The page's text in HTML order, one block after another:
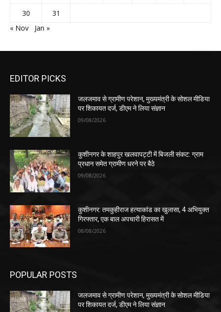
30
31
« Nov
Jan »
EDITOR PICKS
जलजमाव से ग्रामीण परेशान, मुख्यमंत्री के सोशल मीडिया
पर शिकायत दर्ज, डीएम ने लिया संज्ञान
09/08/2026
कुशीनगर के शाहपुर खलवापट्टी में बिजली संकट: ग्राम
प्रधान समेत ग्रामीण धरने पर बैठे
09/08/2026
कुशीनगर: तमकुहीराज हत्याकांड का खुलासा, 4 अभियुक्त
गिरफ्तार, एक बाल अपचारी हिरासत में
08/08/2026
POPULAR POSTS
जलजमाव से ग्रामीण परेशान, मुख्यमंत्री के सोशल मीडिया
पर शिकायत दर्ज, डीएम ने लिया संज्ञान